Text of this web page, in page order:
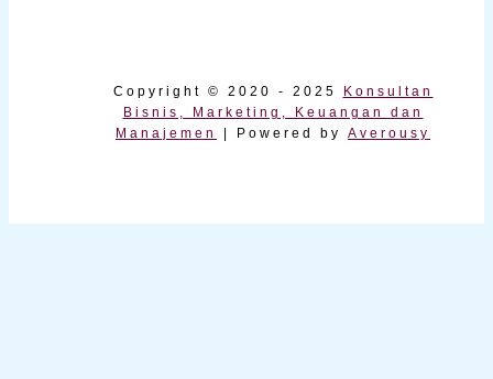
Copyright © 2020 - 2025
Konsultan
Bisnis, Marketing, Keuangan dan
Manajemen
| Powered by Averousy